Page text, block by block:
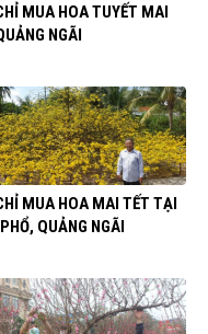
MUA HOA TUYẾT MAI
NGÃI
MUA HOA MAI TẾT TẠI
QUẢNG NGÃI